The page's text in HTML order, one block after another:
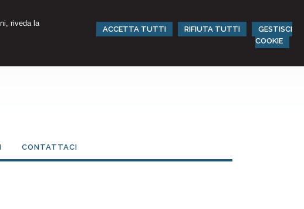
riveda la
ACCETTA TUTTI RIFIUTA TUTTI
GESTISCI
COOKIE
CONTATTACI